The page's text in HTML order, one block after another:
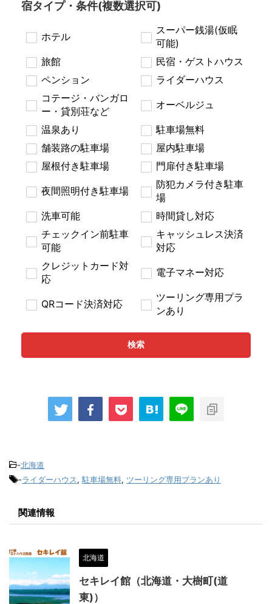
宿タイプ・条件(複数選択可)
ホテル
スーパー銭湯(仮眠
可能)
旅館
民宿・ゲストハウス
ペンション
ライダーハウス
コテージ・バンガロ
ー・貸別荘など
オーベルジュ
温泉あり
駐車場無料
舗装路の駐車場
屋内駐車場
屋根付き駐車場
門扉付き駐車場
夜間照明付き駐車場
防犯カメラ付き駐車
場
洗車可能
時間貸し対応
チェックイン前駐車
可能
キャッシュレス決済
対応
クレジットカード対
応
電子マネー対応
QRコード決済対応
ツーリング専用プラ
ンあり
検索
-北海道
-ライダーハウス, 駐車場無料, ツーリング専用プランあり
関連情報
北海道
セキレイ館（北海道・大樹町(道
東)）